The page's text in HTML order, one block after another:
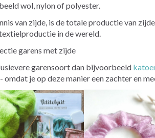
wol, nylon of polyester.
van zijde, is de totale productie van
in de wereld.
garens met zijde
garensoort dan bijvoorbeeld
- omdat je op deze manier een zachter en